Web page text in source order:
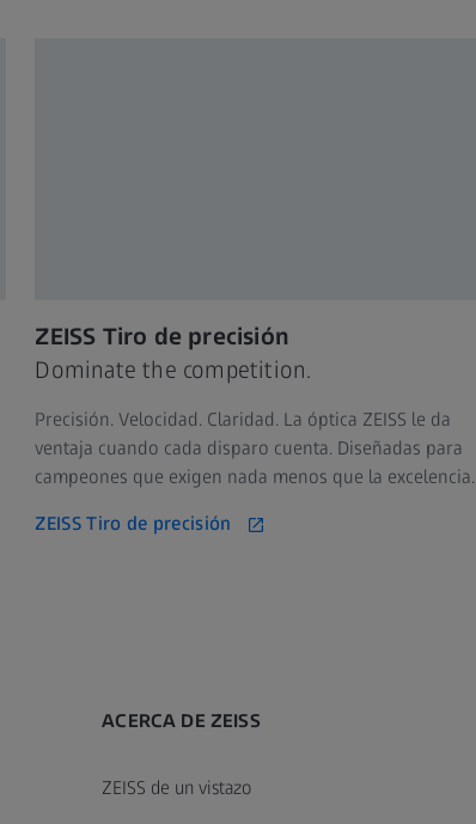
ZEISS Tiro de precisión
Dominate the competition.
Precisión. Velocidad. Claridad. La óptica ZEISS le da
ventaja cuando cada disparo cuenta. Diseñadas para
campeones que exigen nada menos que la excelencia.
ZEISS Tiro de precisión
ACERCA DE ZEISS
ZEISS de un vistazo